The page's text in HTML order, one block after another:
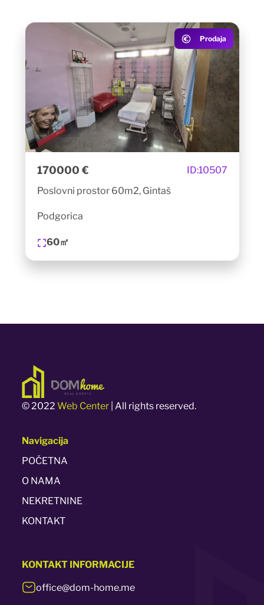
Prodaja
170000 € ID:10507
Poslovni prostor 60m2, Gintaš
Podgorica
60㎡
© 2022Web Center | All rights reserved.
Navigacija
POČETNA
O NAMA
NEKRETNINE
KONTAKT
KONTAKT INFORMACIJE
office@dom-home.me